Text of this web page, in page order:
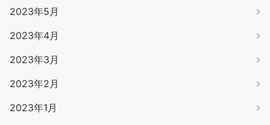
2023年5月
2023年4月
2023年3月
2023年2月
2023年1月